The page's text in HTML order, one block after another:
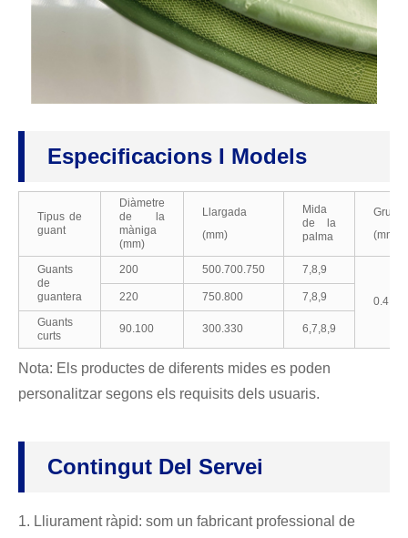
Especificacions I Models
Tipus de
guant
Diàmetre
de la
màniga
(mm)
Llargada
(mm)
Mida
de la
palma
Gruix
(mm)
Guants
de
guantera
200 500.700.750 7,8,9
220 750.800
7,8,9
Guants
curts
90.100 300.330 6,7,8,9
Nota: Els productes de diferents mides es poden
personalitzar segons els requisits dels usuaris.
Contingut Del Servei
1. Lliurament ràpid: som un fabricant professional de